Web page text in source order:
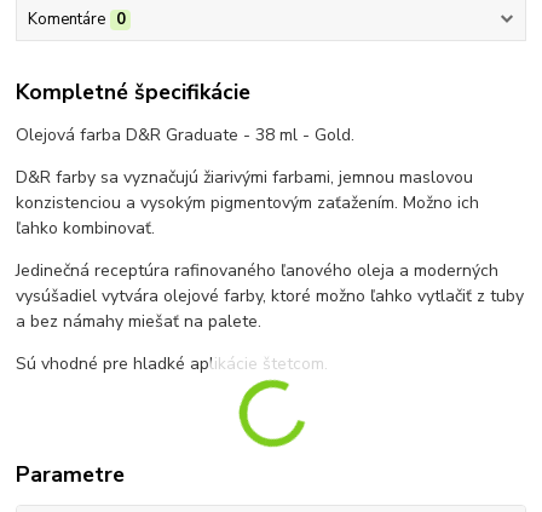
Komentáre 0
Kompletné špecifikácie
Olejová farba D&R Graduate - 38 ml - Gold.
D&R farby sa vyznačujú žiarivými farbami, jemnou maslovou
konzistenciou a vysokým pigmentovým zaťažením. Možno ich
ľahko kombinovať.
Jedinečná receptúra rafinovaného ľanového oleja a moderných
vysúšadiel vytvára olejové farby, ktoré možno ľahko vytlačiť z tuby
a bez námahy miešať na palete.
Sú vhodné pre hladké aplikácie štetcom.
Parametre